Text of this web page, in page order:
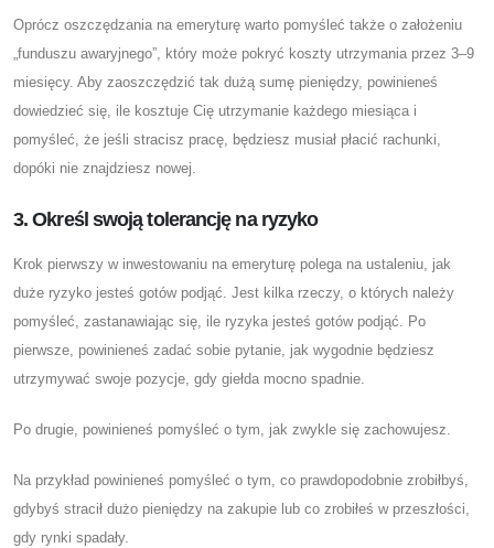
Oprócz oszczędzania na emeryturę warto pomyśleć także o założeniu
„funduszu awaryjnego”, który może pokryć koszty utrzymania przez 3–9
miesięcy. Aby zaoszczędzić tak dużą sumę pieniędzy, powinieneś
dowiedzieć się, ile kosztuje Cię utrzymanie każdego miesiąca i
pomyśleć, że jeśli stracisz pracę, będziesz musiał płacić rachunki,
dopóki nie znajdziesz nowej.
3. Określ swoją tolerancję na ryzyko
Krok pierwszy w inwestowaniu na emeryturę polega na ustaleniu, jak
duże ryzyko jesteś gotów podjąć. Jest kilka rzeczy, o których należy
pomyśleć, zastanawiając się, ile ryzyka jesteś gotów podjąć. Po
pierwsze, powinieneś zadać sobie pytanie, jak wygodnie będziesz
utrzymywać swoje pozycje, gdy giełda mocno spadnie.
Po drugie, powinieneś pomyśleć o tym, jak zwykle się zachowujesz.
Na przykład powinieneś pomyśleć o tym, co prawdopodobnie zrobiłbyś,
gdybyś stracił dużo pieniędzy na zakupie lub co zrobiłeś w przeszłości,
gdy rynki spadały.